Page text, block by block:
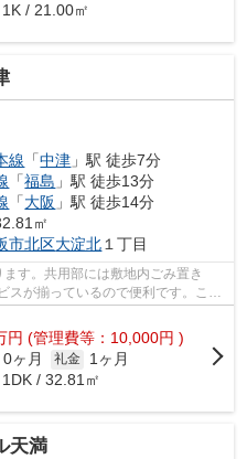
/ 21.00㎡
線 「中津 」駅 徒歩7分
「福島 」駅 徒歩13分
「大阪 」駅 徒歩14分
㎡
市北区大淀北 １丁目
す。共用部には敷地内ごみ置き
が揃っているので便利です。こち
に...
円 (管理費等：10,000円 )
0ヶ月 礼金
1ヶ月
/ 32.81㎡
天満